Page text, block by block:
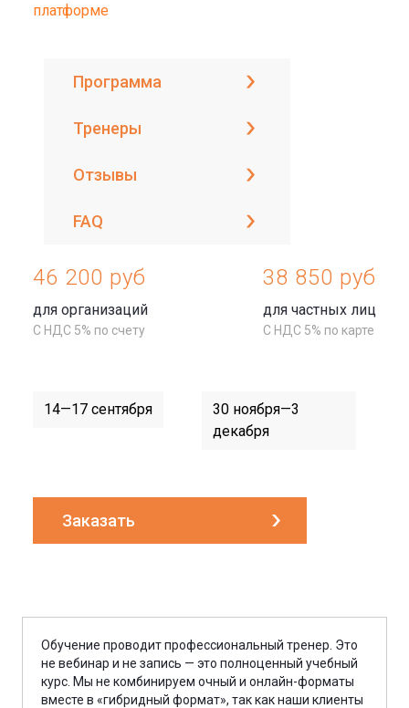
платформе
Программа
Тренеры
Отзывы
FAQ
46 200 руб
для организаций
С НДС 5% по счету
38 850 руб
для частных лиц
С НДС 5% по карте
14—17 сентября
30 ноября—3
декабря
Заказать
Обучение проводит профессиональный тренер. Это
не вебинар и не запись — это полноценный учебный
курс. Мы не комбинируем очный и онлайн-форматы
вместе в «гибридный формат», так как наши клиенты